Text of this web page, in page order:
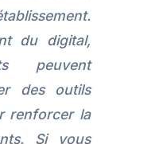
du digital,
peuvent
des outils
renforcer la
Si vous